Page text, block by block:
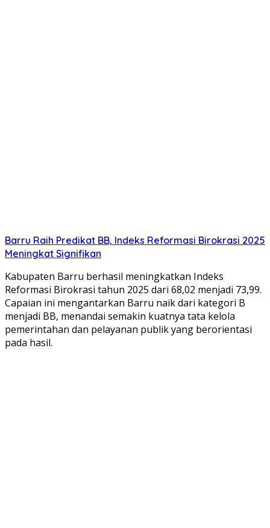
Barru Raih Predikat BB, Indeks Reformasi Birokrasi 2025
Meningkat Signifikan
Kabupaten Barru berhasil meningkatkan Indeks
Reformasi Birokrasi tahun 2025 dari 68,02 menjadi 73,99.
Capaian ini mengantarkan Barru naik dari kategori B
menjadi BB, menandai semakin kuatnya tata kelola
pemerintahan dan pelayanan publik yang berorientasi
pada hasil.